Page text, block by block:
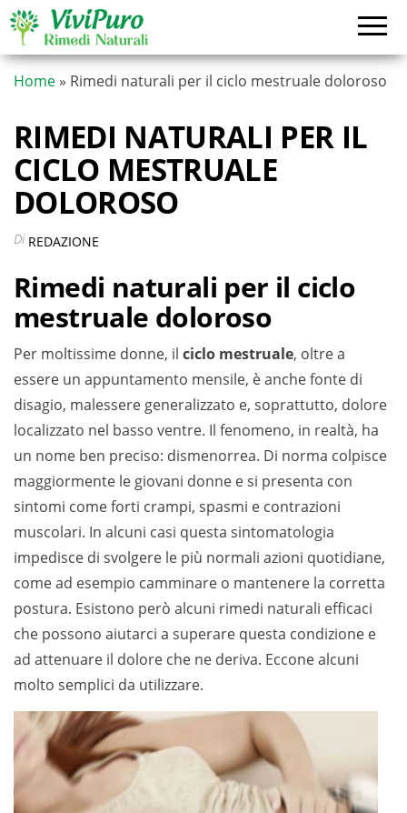
Vai
contenuto
Home » Rimedi naturali per il ciclo mestruale doloroso
RIMEDI NATURALI PER IL
CICLO MESTRUALE
DOLOROSO
Di REDAZIONE
Rimedi naturali per il ciclo
mestruale doloroso
Per moltissime donne, il ciclo mestruale, oltre a
essere un appuntamento mensile, è anche fonte di
disagio, malessere generalizzato e, soprattutto, dolore
localizzato nel basso ventre. Il fenomeno, in realtà, ha
un nome ben preciso: dismenorrea. Di norma colpisce
maggiormente le giovani donne e si presenta con
sintomi come forti crampi, spasmi e contrazioni
muscolari. In alcuni casi questa sintomatologia
impedisce di svolgere le più normali azioni quotidiane,
come ad esempio camminare o mantenere la corretta
postura. Esistono però alcuni rimedi naturali efficaci
che possono aiutarci a superare questa condizione e
ad attenuare il dolore che ne deriva. Eccone alcuni
molto semplici da utilizzare.